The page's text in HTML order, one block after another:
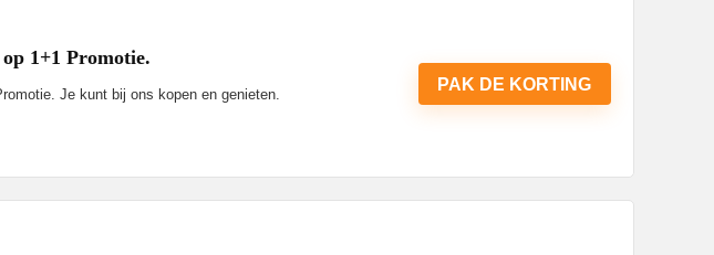
1+1 Promotie.
Je kunt bij ons kopen en genieten.
PAK DE KORTING